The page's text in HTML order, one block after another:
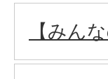
【みん